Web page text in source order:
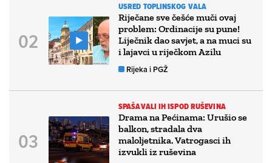
USRED TOPLINSKOG VALA
Riječane sve češće muči ovaj
problem: Ordinacije su pune!
Liječnik dao savjet, a na muci su
i lajavci u riječkom Azilu
Rijeka i PGŽ
SPAŠAVALI IH ISPOD RUŠEVINA
Drama na Pećinama: Urušio se
balkon, stradala dva
maloljetnika. Vatrogasci ih
izvukli iz ruševina